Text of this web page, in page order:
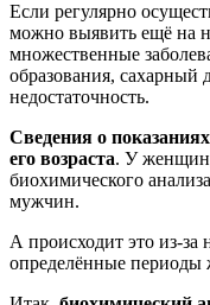
Если регулярно
можно выявить ещё на
множественные
образования, сахарный
недостаточность.
Сведения о
его возраста. У женщин,
биохимического
мужчин.
А происходит это из-за
определённые